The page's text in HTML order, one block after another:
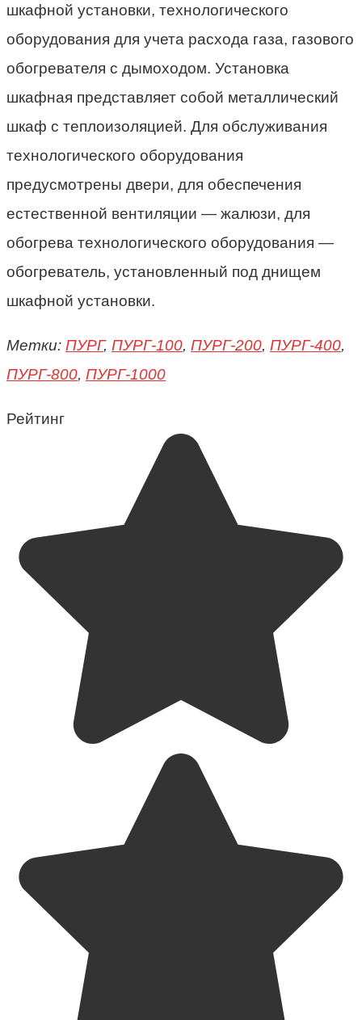
шкафной установки, технологического
оборудования для учета расхода газа, газового
обогревателя с дымоходом. Установка
шкафная представляет собой металлический
шкаф с теплоизоляцией. Для обслуживания
технологического оборудования
предусмотрены двери, для обеспечения
естественной вентиляции — жалюзи, для
обогрева технологического оборудования —
обогреватель, установленный под днищем
шкафной установки.
Метки: ПУРГ, ПУРГ-100, ПУРГ-200, ПУРГ-400,
ПУРГ-800, ПУРГ-1000
Рейтинг